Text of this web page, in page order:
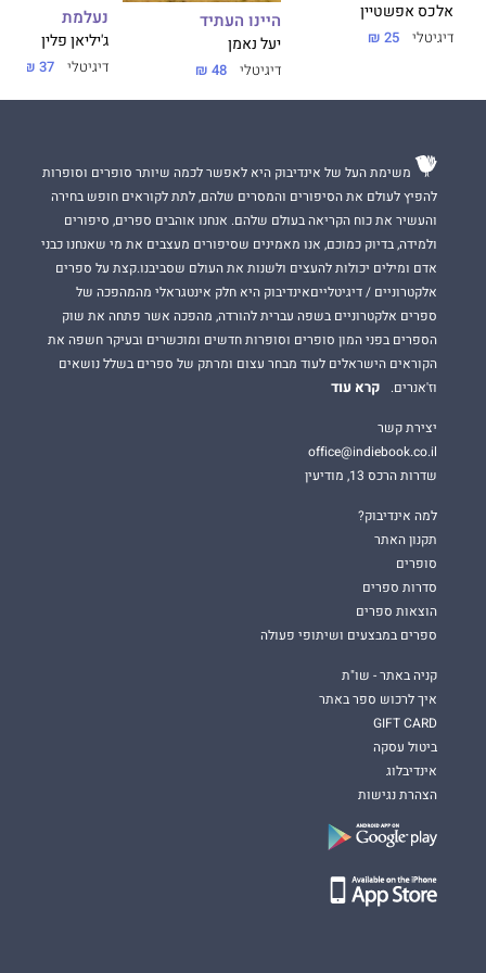
אלכס אפשטיין
דיגיטלי 25 ₪
היינו העתיד
יעל נאמן
דיגיטלי 48 ₪
נעלמת
ג'יליאן פלין
דיגיטלי 37 ₪
משימת העל של אינדיבוק היא לאפשר לכמה שיותר סופרים וסופרות
להפיץ לעולם את הסיפורים והמסרים שלהם, לתת לקוראים חופש בחירה
והעשיר את כוח הקריאה בעולם שלהם. אנחנו אוהבים ספרים, סיפורים
ולמידה, בדיוק כמוכם, אנו מאמינים שסיפורים מעצבים את מי שאנחנו כבני
אדם ומילים יכולות להעצים ולשנות את העולם שסביבנו.קצת על ספרים
אלקטרוניים / דיגיטלייםאינדיבוק היא חלק אינטגראלי מהמהפכה של
ספרים אלקטרוניים בשפה עברית להורדה, מהפכה אשר פתחה את שוק
הספרים בפני המון סופרים וסופרות חדשים ומוכשרים ובעיקר חשפה את
הקוראים הישראלים לעוד מבחר עצום ומרתק של ספרים בשלל נושאים
וז'אנרים.
קרא עוד
יצירת קשר
office@indiebook.co.il
שדרות הרכס 13, מודיעין
למה אינדיבוק?
תקנון האתר
סופרים
סדרות ספרים
הוצאות ספרים
ספרים במבצעים ושיתופי פעולה
קניה באתר - שו"ת
איך לרכוש ספר באתר
GIFT CARD
ביטול עסקה
אינדיבלוג
הצהרת נגישות